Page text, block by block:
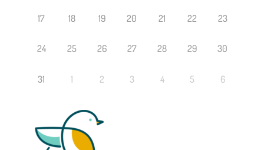
17 18 19 20 21 22 23
24 25 26 27 28 29 30
31 1 2 3 4 5 6